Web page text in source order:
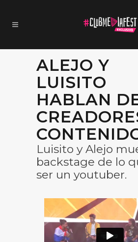
ALEJO Y
LUISITO
HABLAN
Luisito y Alejo
backstage de lo
ser un youtuber.